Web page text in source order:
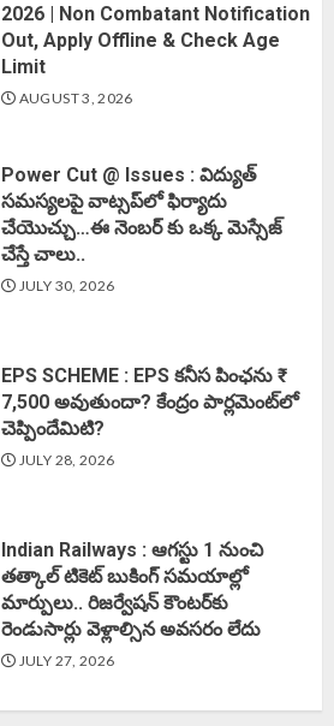
2026 | Non Combatant Notification
Out, Apply Offline & Check Age
Limit
AUGUST 3, 2026
Power Cut @ Issues : విద్యుత్
సమస్యలపై వాట్సప్‌లో ఫిర్యాదు
చేయొచ్చు…ఈ నెంబర్ కు ఒక్క మెస్సేజ్
చేస్తే చాలు..
JULY 30, 2026
EPS SCHEME : EPS కనీస పింఛను ₹
7,500 అవుతుందా? కేంద్రం పార్లమెంట్‌లో
చెప్పిందేమిటి?
JULY 28, 2026
Indian Railways : ఆగస్టు 1 నుంచి
తత్కాల్‌ టికెట్‌ బుకింగ్‌ సమయాల్లో
మార్పులు.. రిజర్వేషన్ కౌంటర్‌కు
రెండుసార్లు వెళ్లాల్సిన అవసరం లేదు
JULY 27, 2026